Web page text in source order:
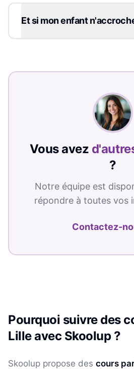
Et si mon enfant
Vous avez
?
Notre équipe est
répondre à toutes vos
Contactez-
Pourquoi suivre des
Lilleavec Skoolup ?
Skoolup propose des cours